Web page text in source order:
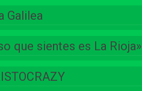
Galilea
que sientes es La Rioja»